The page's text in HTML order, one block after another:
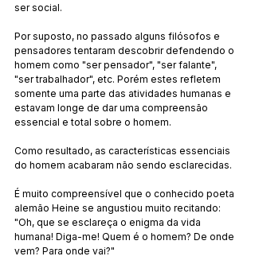
ser social.
Por suposto, no passado alguns filósofos e
pensadores tentaram descobrir defendendo o
homem como "ser pensador", "ser falante",
"ser trabalhador", etc. Porém estes refletem
somente uma parte das atividades humanas e
estavam longe de dar uma compreensão
essencial e total sobre o homem.
Como resultado, as características essenciais
do homem acabaram não sendo esclarecidas.
É muito compreensível que o conhecido poeta
alemão Heine se angustiou muito recitando:
"Oh, que se esclareça o enigma da vida
humana! Diga-me! Quem é o homem? De onde
vem? Para onde vai?"